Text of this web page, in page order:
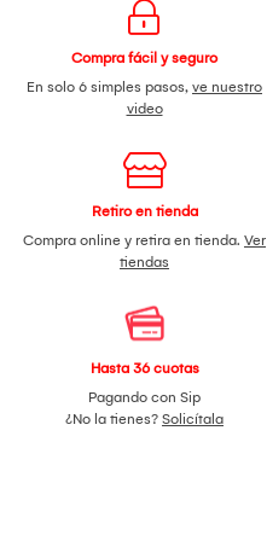
Compra fácil y seguro
En solo 6 simples pasos, ve nuestro
video
Retiro en tienda
Compra online y retira en tienda. Ver
tiendas
Hasta 36 cuotas
Pagando con Sip
¿No la tienes? Solicítala